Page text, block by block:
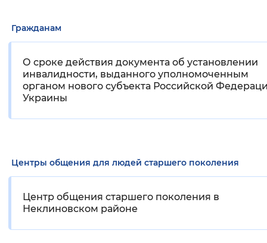
Гражданам
О сроке действия документа об установлении
инвалидности, выданного уполномоченным
органом нового субъекта Российской
Украины
Центры общения для людей старшего поколения
Центр общения старшего поколения в
Неклиновском районе